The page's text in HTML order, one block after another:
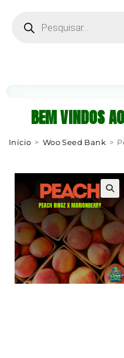
BEM VINDOS
Início > Woo Seed Bank >